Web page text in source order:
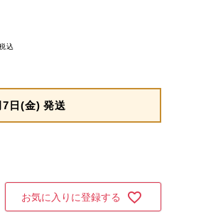
込
7日(金) 発送
お気に入りに登録する